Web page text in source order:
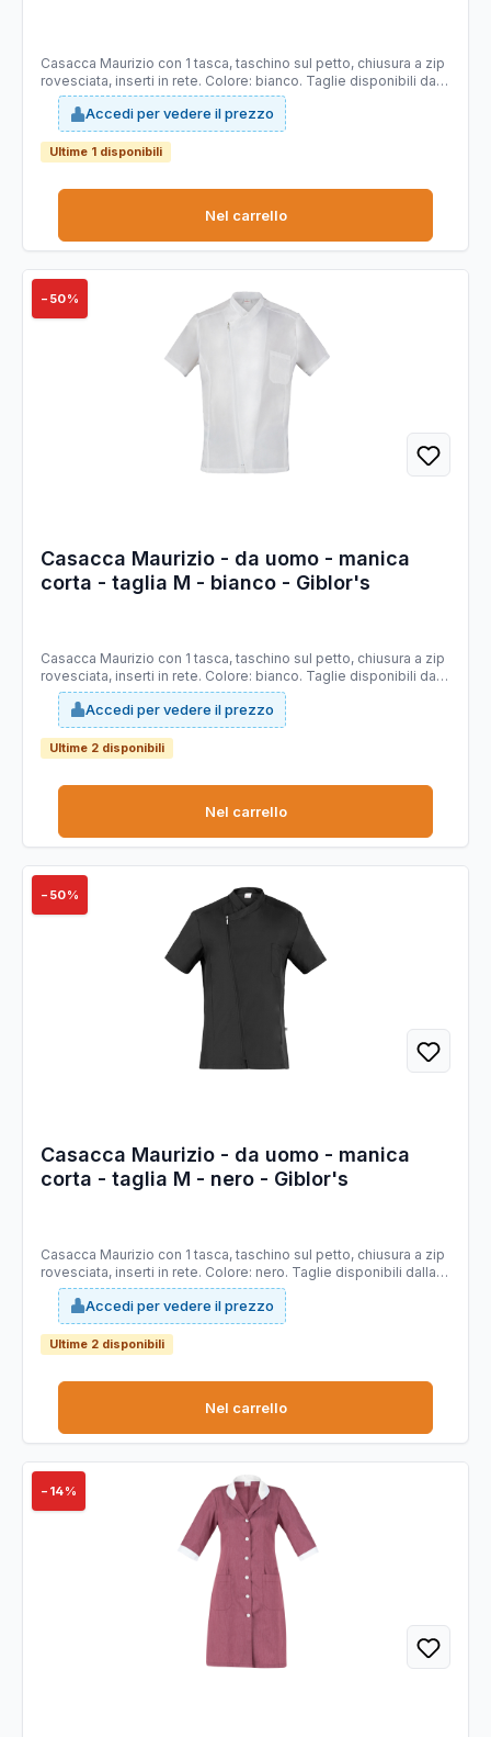
Casacca Maurizio con 1 tasca, taschino sul petto, chiusura a zip
rovesciata, inserti in rete. Colore: bianco. Taglie disponibili dalla
S alla 4XL. 100% poliestere. Ultra leggero 86gr. Slim fit.
Tecnologia brevettata Bionic Finish sviluppato per conferire ai
tessuti caratteristiche di idrorepellenza all'acqua, oli e macchie
in generale. Il tessuto garantisce traspirabilità, sensazione di
rapida.
Accedi per vedere il prezzo
Ultime 1 disponibili
Nel carrello
−50%
Casacca Maurizio - da uomo - manica
corta - taglia M - bianco - Giblor's
Casacca Maurizio con 1 tasca, taschino sul petto, chiusura a zip
rovesciata, inserti in rete. Colore: bianco. Taglie disponibili dalla
S alla 4XL. 100% poliestere. Ultra leggero 86gr. Slim fit.
Tecnologia brevettata Bionic Finish sviluppato per conferire ai
tessuti caratteristiche di idrorepellenza all'acqua, oli e macchie
in generale. Il tessuto garantisce traspirabilità, sensazione di
mobidezza, durata nel tempo, colori brillanti e asciugatura
rapida.
Accedi per vedere il prezzo
Ultime 2 disponibili
Nel carrello
−50%
Casacca Maurizio - da uomo - manica
corta - taglia M - nero - Giblor's
Casacca Maurizio con 1 tasca, taschino sul petto, chiusura a zip
rovesciata, inserti in rete. Colore: nero. Taglie disponibili dalla S
alla 4XL. 100% poliestere. Ultra leggero 86gr. Slim fit.
Tecnologia brevettata Bionic Finish sviluppato per conferire ai
tessuti caratteristiche di idrorepellenza all'acqua, oli e macchie
in generale. Il tessuto garantisce traspirabilità, sensazione di
mobidezza, durata nel tempo, colori brillanti e asciugatura
Accedi per vedere il prezzo
Ultime 2 disponibili
Nel carrello
−14%